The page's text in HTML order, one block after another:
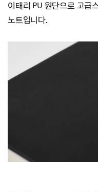
이태리 PU 원단으로 고급
노트입니다.